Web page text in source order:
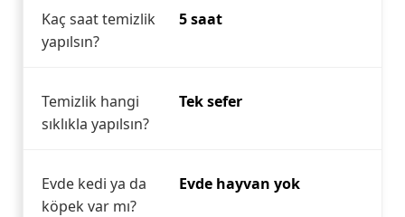
Kaç saat temizlik
yapılsın?
5 saat
Temizlik hangi
sıklıkla yapılsın?
Tek sefer
Evde kedi ya da
köpek var mı?
Evde hayvan yok